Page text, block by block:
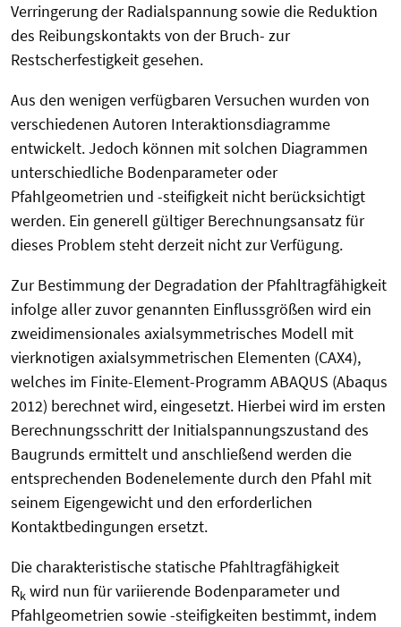
Verringerung der Radialspannung sowie die Reduktion
des Reibungskontakts von der Bruch- zur
Restscherfestigkeit gesehen.
Aus den wenigen verfügbaren Versuchen wurden von
verschiedenen Autoren Interaktionsdiagramme
entwickelt. Jedoch können mit solchen Diagrammen
unterschiedliche Bodenparameter oder
Pfahlgeometrien und -steifigkeit nicht berücksichtigt
werden. Ein generell gültiger Berechnungsansatz für
dieses Problem steht derzeit nicht zur Verfügung.
Zur Bestimmung der Degradation der Pfahltragfähigkeit
infolge aller zuvor genannten Einflussgrößen wird ein
zweidimensionales axialsymmetrisches Modell mit
vierknotigen axialsymmetrischen Elementen (CAX4),
welches im Finite-Element-Programm ABAQUS (Abaqus
2012) berechnet wird, eingesetzt. Hierbei wird im ersten
Berechnungsschritt der Initialspannungszustand des
Baugrunds ermittelt und anschließend werden die
entsprechenden Bodenelemente durch den Pfahl mit
seinem Eigengewicht und den erforderlichen
Kontaktbedingungen ersetzt.
Die charakteristische statische Pfahltragfähigkeit
Rk wird nun für variierende Bodenparameter und
Pfahlgeometrien sowie -steifigkeiten bestimmt, indem